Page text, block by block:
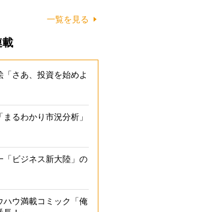
一覧を見る
載
「さあ、投資を始めよ
まるわかり市況分析」
「ビジネス新大陸」の
ハウ満載コミック「俺